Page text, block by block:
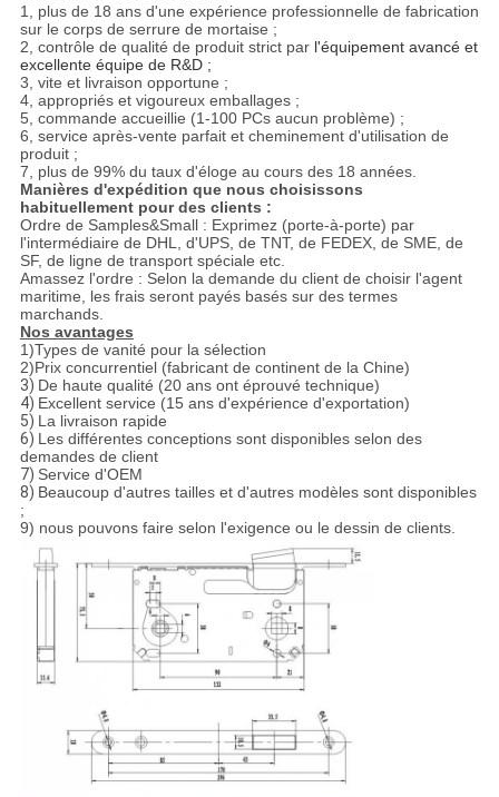
1, plus de 18 ans d'une expérience professionnelle de fabrication
sur le corps de serrure de mortaise ;
2, contrôle de qualité de produit strict par l'équipement avancé et
excellente équipe de R&D ;
3, vite et livraison opportune ;
4, appropriés et vigoureux emballages ;
5, commande accueillie (1-100 PCs aucun problème) ;
6, service après-vente parfait et cheminement d'utilisation de
produit ;
7, plus de 99% du taux d'éloge au cours des 18 années.
Manières d'expédition que nous choisissons
habituellement pour des clients :
Ordre de Samples&Small : Exprimez (porte-à-porte) par
l'intermédiaire de DHL, d'UPS, de TNT, de FEDEX, de SME, de
SF, de ligne de transport spéciale etc.
Amassez l'ordre : Selon la demande du client de choisir l'agent
maritime, les frais seront payés basés sur des termes
marchands.
Nos avantages
1)Types de vanité pour la sélection
2)Prix concurrentiel (fabricant de continent de la Chine)
3) De haute qualité (20 ans ont éprouvé technique)
4) Excellent service (15 ans d'expérience d'exportation)
5) La livraison rapide
6) Les différentes conceptions sont disponibles selon des
demandes de client
7) Service d'OEM
8) Beaucoup d'autres tailles et d'autres modèles sont disponibles
;
9) nous pouvons faire selon l'exigence ou le dessin de clients.